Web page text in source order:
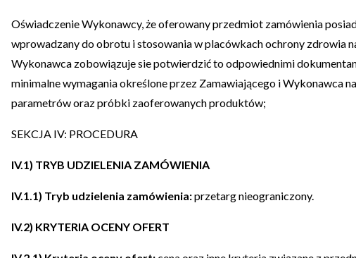
Oświadczenie Wykonawcy, że oferowany przedmiot zamówienia
wprowadzany do obrotu i stosowania w placówkach ochrony zdrowia
Wykonawca zobowiązuje sie potwierdzić to odpowiednimi
minimalne wymagania określone przez Zamawiającego i Wykonawca
parametrów oraz próbki zaoferowanych produktów;
SEKCJA IV: PROCEDURA
IV.1) TRYB UDZIELENIA ZAMÓWIENIA
IV.1.1) Tryb udzielenia zamówienia:przetarg nieograniczony.
IV.2) KRYTERIA OCENY OFERT